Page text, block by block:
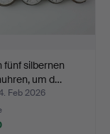
fünf silbernen
um d…
Feb 2026